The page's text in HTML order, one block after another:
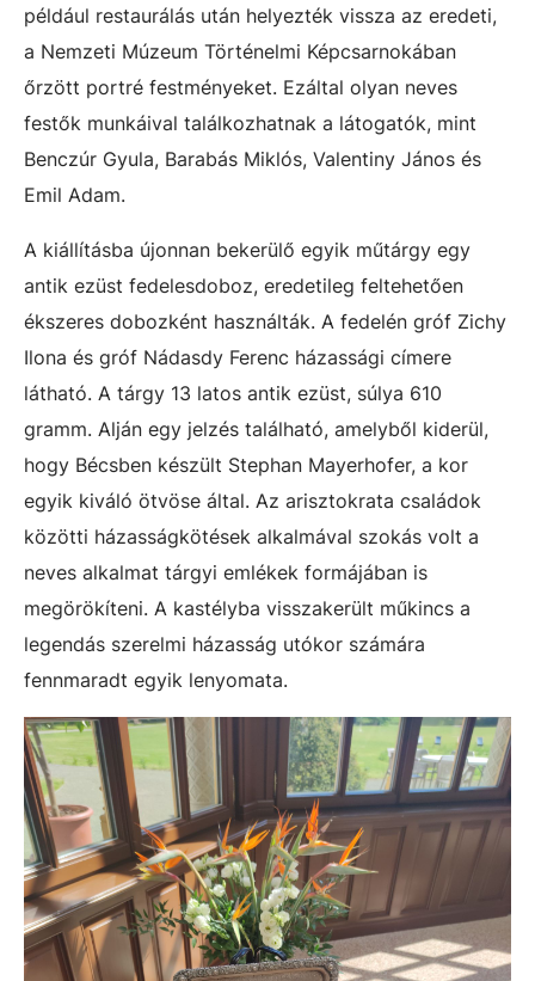
például restaurálás után helyezték vissza az eredeti,
a Nemzeti Múzeum Történelmi Képcsarnokában
őrzött portré festményeket. Ezáltal olyan neves
festők munkáival találkozhatnak a látogatók, mint
Benczúr Gyula, Barabás Miklós, Valentiny János és
Emil Adam.
A kiállításba újonnan bekerülő egyik műtárgy egy
antik ezüst fedelesdoboz, eredetileg feltehetően
ékszeres dobozként használták. A fedelén gróf Zichy
Ilona és gróf Nádasdy Ferenc házassági címere
látható. A tárgy 13 latos antik ezüst, súlya 610
gramm. Alján egy jelzés található, amelyből kiderül,
hogy Bécsben készült Stephan Mayerhofer, a kor
egyik kiváló ötvöse által. Az arisztokrata családok
közötti házasságkötések alkalmával szokás volt a
neves alkalmat tárgyi emlékek formájában is
megörökíteni. A kastélyba visszakerült műkincs a
legendás szerelmi házasság utókor számára
fennmaradt egyik lenyomata.